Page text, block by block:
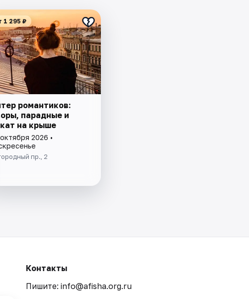
1 295 ₽
романтиков:
парадные и
на крыше
2026 •
пр., 2
Контакты
Пишите: info@afisha.org.ru